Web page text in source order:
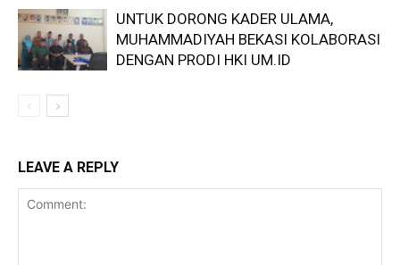
UNTUK DORONG KADER ULAMA,
MUHAMMADIYAH BEKASI KOLABORASI
DENGAN PRODI HKI UM.ID
LEAVE A REPLY